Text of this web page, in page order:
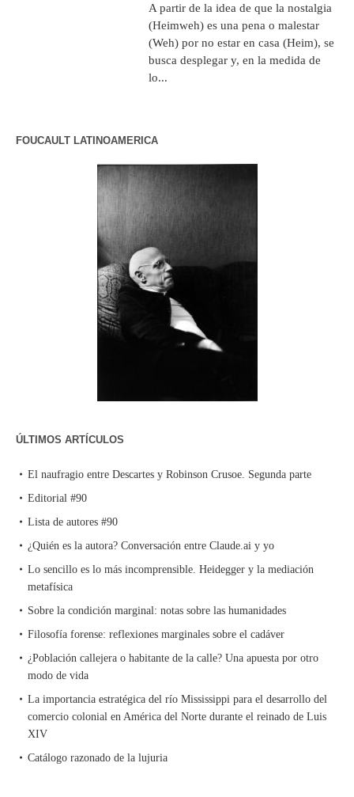
A partir de la idea de que la nostalgia
(Heimweh) es una pena o malestar
(Weh) por no estar en casa (Heim), se
busca desplegar y, en la medida de
lo...
FOUCAULT LATINOAMERICA
ÚLTIMOS ARTÍCULOS
El naufragio entre Descartes y Robinson Crusoe. Segunda parte
Editorial #90
Lista de autores #90
¿Quién es la autora? Conversación entre Claude.ai y yo
Lo sencillo es lo más incomprensible. Heidegger y la mediación
metafísica
Sobre la condición marginal: notas sobre las humanidades
Filosofía forense: reflexiones marginales sobre el cadáver
¿Población callejera o habitante de la calle? Una apuesta por otro
modo de vida
La importancia estratégica del río Mississippi para el desarrollo del
comercio colonial en América del Norte durante el reinado de Luis
XIV
Catálogo razonado de la lujuria